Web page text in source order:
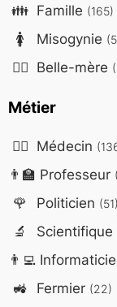
👪 Famille (165)
🚺 Misogynie
🤷‍♀️ Belle-mère
Métier
👨‍⚕️ Médecin
👨‍🏫 Professeur
🌹 Politicien (51)
🔬 Scientifique
👨‍💻
🚜 Fermier (22)